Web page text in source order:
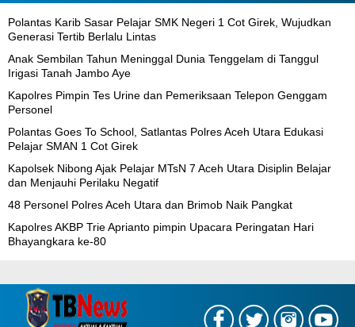
Polantas Karib Sasar Pelajar SMK Negeri 1 Cot Girek, Wujudkan
Generasi Tertib Berlalu Lintas
Anak Sembilan Tahun Meninggal Dunia Tenggelam di Tanggul
Irigasi Tanah Jambo Aye
Kapolres Pimpin Tes Urine dan Pemeriksaan Telepon Genggam
Personel
Polantas Goes To School, Satlantas Polres Aceh Utara Edukasi
Pelajar SMAN 1 Cot Girek
Kapolsek Nibong Ajak Pelajar MTsN 7 Aceh Utara Disiplin Belajar
dan Menjauhi Perilaku Negatif
48 Personel Polres Aceh Utara dan Brimob Naik Pangkat
Kapolres AKBP Trie Aprianto pimpin Upacara Peringatan Hari
Bhayangkara ke-80